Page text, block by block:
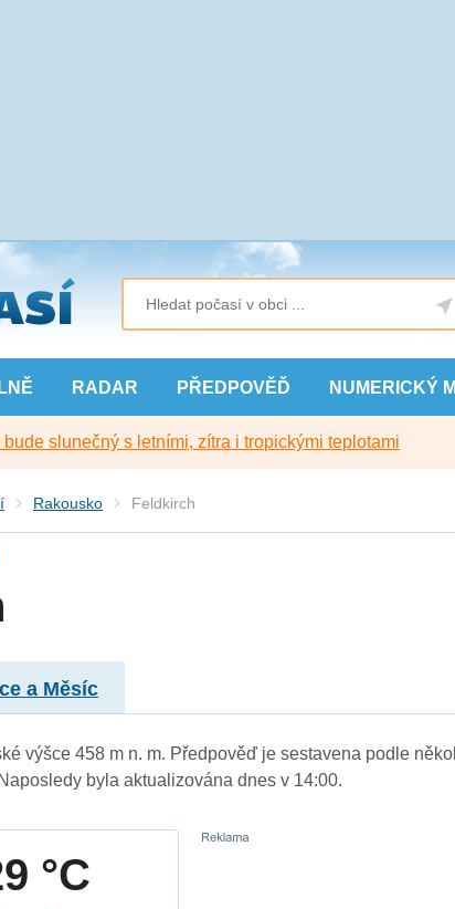
RADAR PŘEDPOVĚĎ NUMERICKÝ
slunečný s letními, zítra i tropickými teplotami
Rakousko Feldkirch
a Měsíc
výšce 458 m n. m. Předpověď je sestavena podle
byla aktualizována dnes v 14:00.
°C